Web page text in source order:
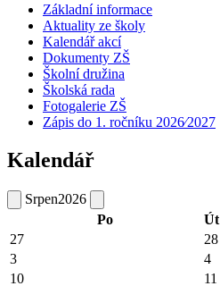
Základní informace
Aktuality ze školy
Kalendář akcí
Dokumenty ZŠ
Školní družina
Školská rada
Fotogalerie ZŠ
Zápis do 1. ročníku 2026⁄2027
Kalendář
Srpen2026
Po
Út
27
28
3
4
10
11